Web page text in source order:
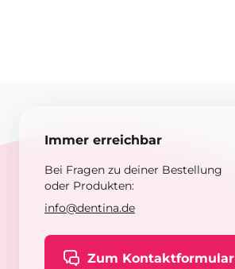
Immer erreichbar
Bei Fragen zu deiner Bestellung
oder Produkten:
info@dentina.de
Zum Kontaktformular